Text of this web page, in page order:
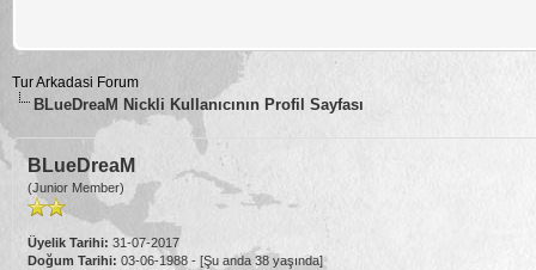
Tur Arkadasi Forum
BLueDreaM Nickli Kullanıcının Profil Sayfası
BLueDreaM
(Junior Member)
Üyelik Tarihi: 31-07-2017
Doğum Tarihi: 03-06-1988 - [Şu anda 38 yaşında]